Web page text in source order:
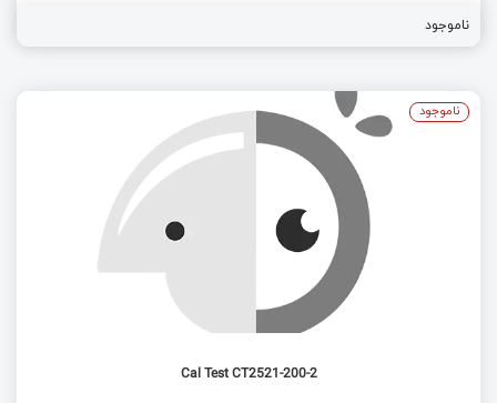
ناموجود
Cal Test CT2521-200-2
ناموجود